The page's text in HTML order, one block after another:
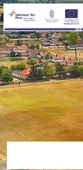
Skip
to
content
Skip
to
right
sidebar
Skip
to
footer